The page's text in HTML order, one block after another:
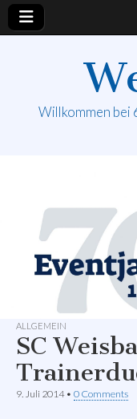
Willkommen bei
ALLGEMEIN
SC
9. Juli 2014• 0 Comments